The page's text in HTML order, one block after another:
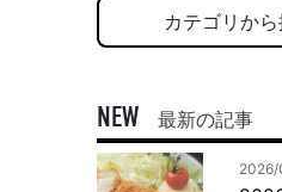
動画制作・映像撮影（ドローン撮影
イラスト・キャラクター制作
カテゴリか
NEW 最新の記事